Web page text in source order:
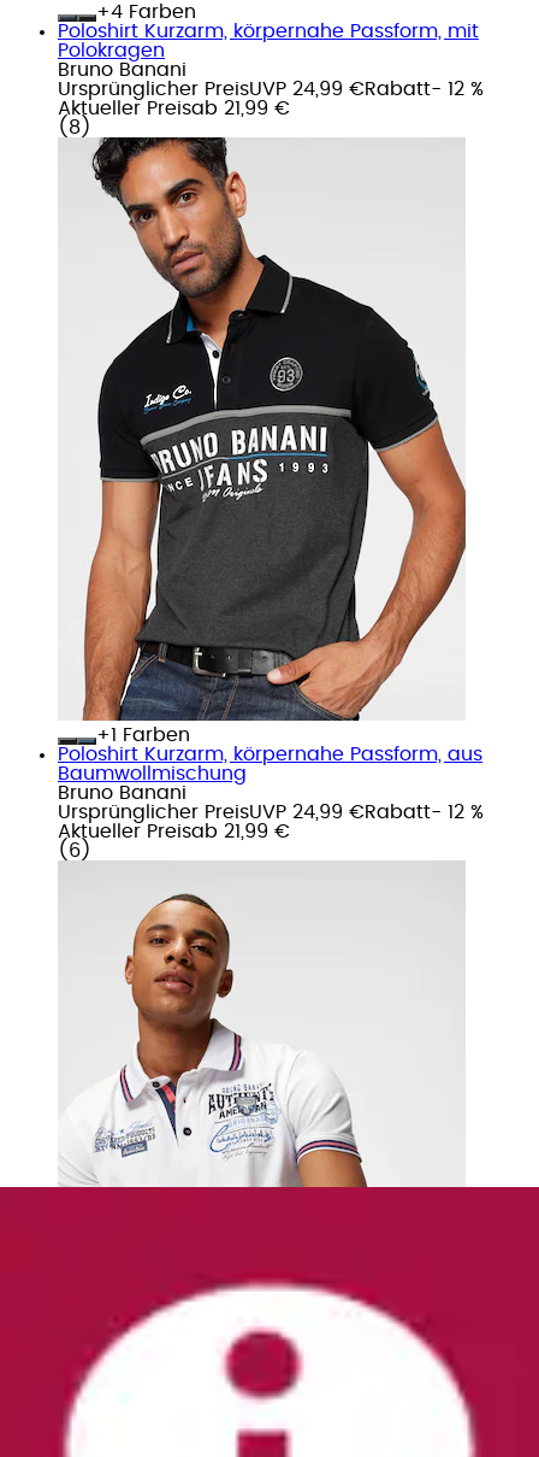
+
Farben
Poloshirt Kurzarm, körpernahe Passform, mit
Polokragen
Bruno Banani
Ursprünglicher PreisUVP 24,99 €Rabatt- 12 %
Aktueller Preisab 21,99 €
( 8 )
+
Farben
Poloshirt Kurzarm, körpernahe Passform, aus
Baumwollmischung
Bruno Banani
Ursprünglicher PreisUVP 24,99 €Rabatt- 12 %
Aktueller Preisab 21,99 €
( 6 )